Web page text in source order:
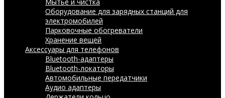
Оборудование для зарядных станций для
электромобилей
Парковочные обогреватели
Хранение вещей
Аксессуары для телефонов
Bluetooth-адаптеры
Bluetooth-локаторы
Автомобильные передатчики
Аудио адаптеры